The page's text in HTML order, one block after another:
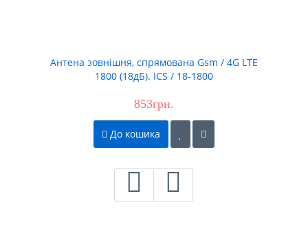
Антена зовнішня, спрямована Gsm / 4G LTE
1800 (18дБ). ICS / 18-1800
853грн.
До кошика